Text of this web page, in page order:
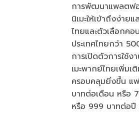
การพัฒนาแพลตฟอ
นิเมะให้เข้าถึงง่า
ไทยและตัวเลือกค
ประเทศไทยกว่า
การเปิดตัวการใช้
เมะพากย์ไทยเพิ่มเ
ครอบคลุมยิ่งขึ้น แฟ
บาทต่อเดือน หรือ
หรือ 999 บาทต่อปี